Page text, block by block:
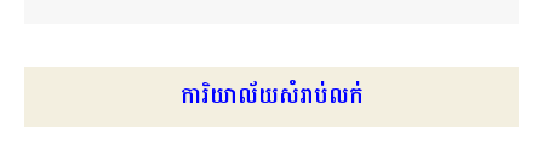
ការិយាល័យសំរាប់លក់